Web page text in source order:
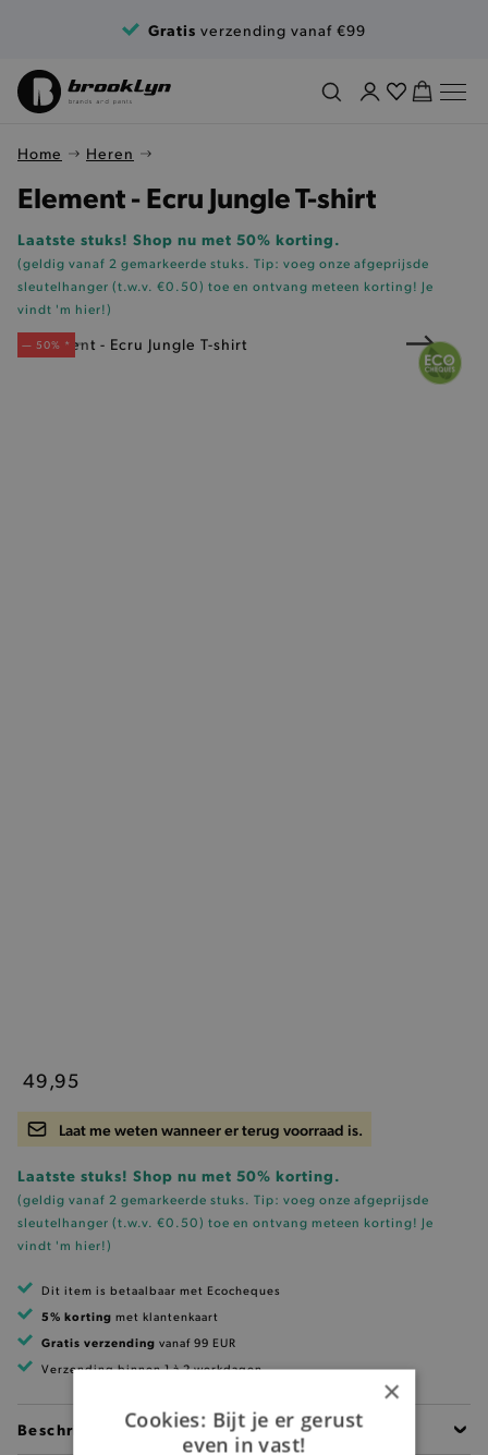
Gratis verzending vanaf €99
Home Heren
Element - Ecru Jungle T-shirt
Laatste stuks! Shop nu met 50% korting.
(geldig vanaf 2 gemarkeerde stuks. Tip: voeg onze afgeprijsde
sleutelhanger (t.w.v. €0.50) toe en ontvang meteen korting! Je
vindt 'm hier!)
— 50% *
49,95
Laat me weten wanneer er terug voorraad is.
Laatste stuks! Shop nu met 50% korting.
(geldig vanaf 2 gemarkeerde stuks. Tip: voeg onze afgeprijsde
sleutelhanger (t.w.v. €0.50) toe en ontvang meteen korting! Je
vindt 'm hier!)
Dit item is betaalbaar met Ecocheques
5% korting met klantenkaart
Gratis verzending vanaf 99 EUR
Verzending binnen 1 à 2 werkdagen
Beschrijving
×
Cookies: Bijt je er gerust
even in vast!